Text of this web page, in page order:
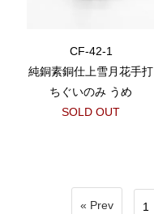
CF-42-1
純銅素銅仕上雪月花手打
ちぐいのみ うめ
SOLD OUT
« Prev 1